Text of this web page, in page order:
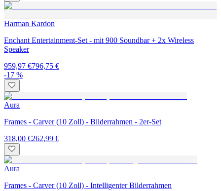
Harman Kardon
Enchant Entertainment-Set - mit 900 Soundbar + 2x Wireless
Speaker
959,97 €796,75 €
-17 %
Aura
Frames - Carver (10 Zoll) - Bilderrahmen - 2er-Set
318,00 €262,99 €
Aura
Frames - Carver (10 Zoll) - Intelligenter Bilderrahmen